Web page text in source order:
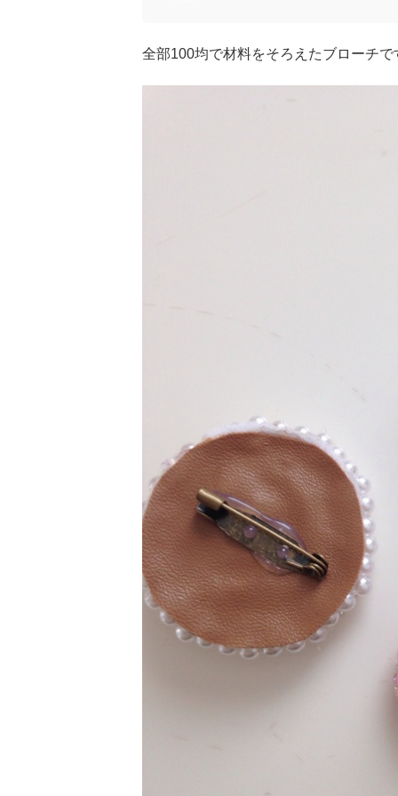
全部100均で材料をそろえたブローチで